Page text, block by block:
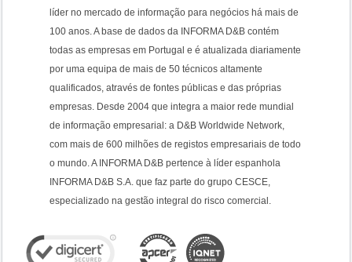
líder no mercado de informação para negócios há mais de
100 anos. A base de dados da INFORMA D&B contém
todas as empresas em Portugal e é atualizada diariamente
por uma equipa de mais de 50 técnicos altamente
qualificados, através de fontes públicas e das próprias
empresas. Desde 2004 que integra a maior rede mundial
de informação empresarial: a D&B Worldwide Network,
com mais de 600 milhões de registos empresariais de todo
o mundo. A INFORMA D&B pertence à líder espanhola
INFORMA D&B S.A. que faz parte do grupo CESCE,
especializado na gestão integral do risco comercial.